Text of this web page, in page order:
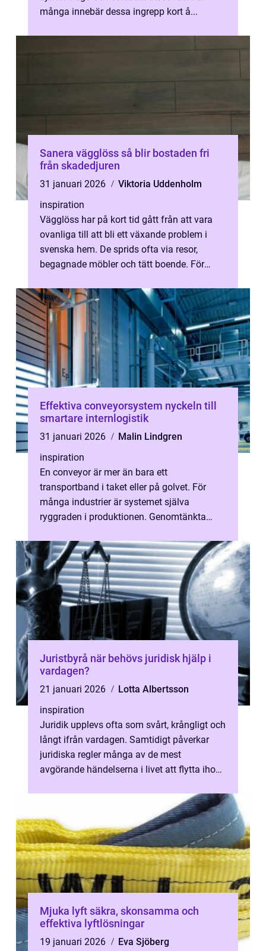
många innebär dessa ingrepp kort å...
Sanera vägglöss så blir bostaden fri
från skadedjuren
31 januari 2026
Viktoria Uddenholm
inspiration
Vägglöss har på kort tid gått från att vara
ovanliga till att bli ett växande problem i
svenska hem. De sprids ofta via resor,
begagnade möbler och tätt boende. För
Effektiva conveyorsystem nyckeln till
smartare internlogistik
31 januari 2026
Malin Lindgren
inspiration
En conveyor är mer än bara ett
transportband i taket eller på golvet. För
många industrier är systemet själva
ryggraden i produktionen. Genomtänkta
gods säker...
Juristbyrå när behövs juridisk hjälp i
vardagen?
21 januari 2026
Lotta Albertsson
inspiration
Juridik upplevs ofta som svårt, krångligt och
långt ifrån vardagen. Samtidigt påverkar
juridiska regler många av de mest
avgörande händelserna i livet att flytta ihop,
Mjuka lyft säkra, skonsamma och
effektiva lyftlösningar
19 januari 2026
Eva Sjöberg